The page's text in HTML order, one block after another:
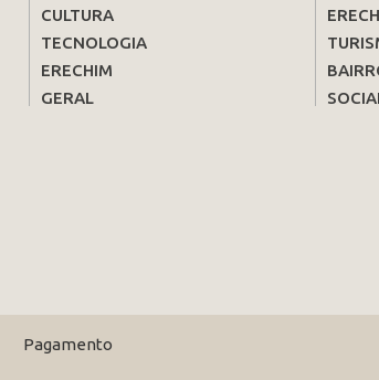
CULTURA
TECNOLOGIA
ERECHIM
GERAL
Pagamento